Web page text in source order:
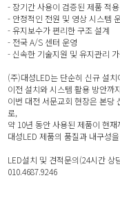
- 장기간 사용이 검증된 제품 적용
- 안정적인 전원 및 영상 시스템
- 유지보수가 편리한 구조 설계
- 전국 A/S 센터 운영
- 신속한 기술지원 및 유지관리
(주)대성LED는 단순히 신규 설
이전 설치와 시스템 활용 방안까
이번 대전 서문교회 현장은 본당
로,
약 10년 동안 사용된 제품이 현
대성LED 제품의 품질과 내구성
LED설치 및 견적문의(24시간 상
010.4687.9246